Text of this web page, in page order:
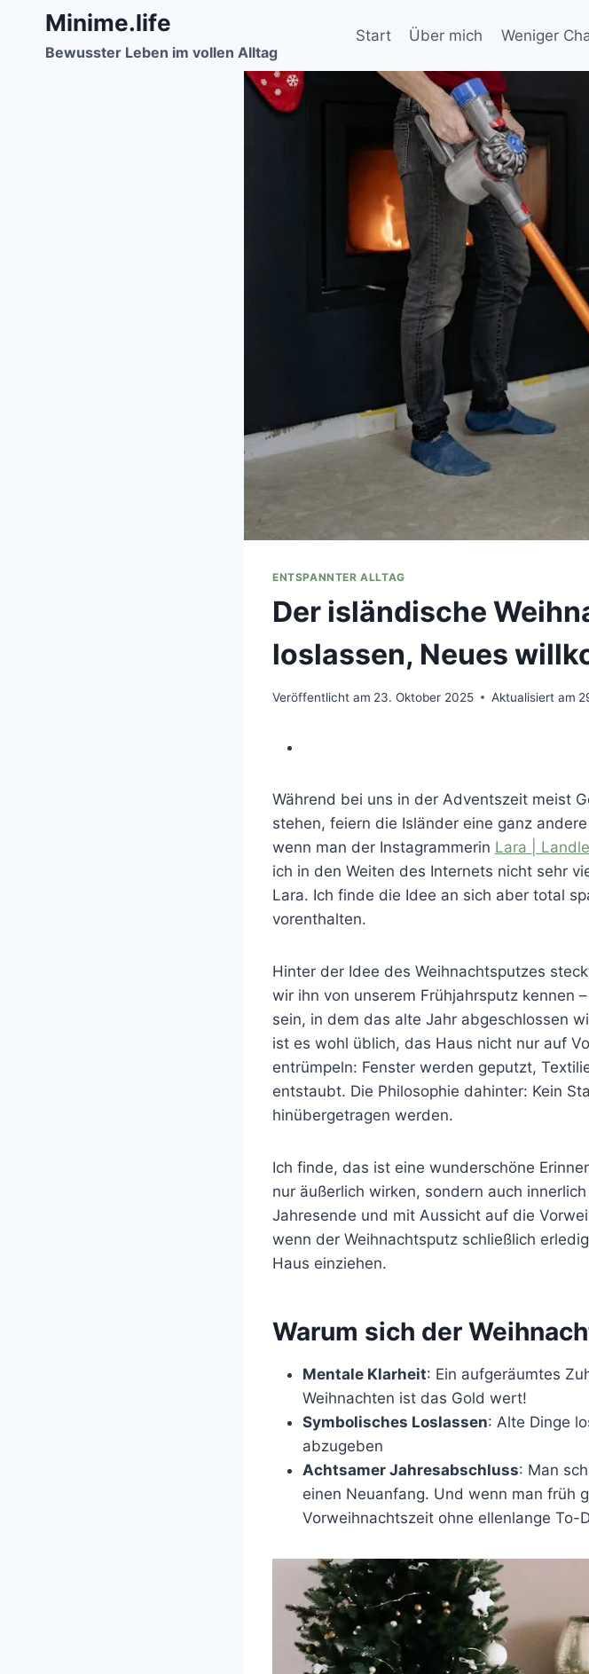
springen
Minime.life
Bewusster Leben im vollen Alltag
Start Über mich Weniger
ENTSPANNTER ALLTAG
Der isländische
loslassen, Neues
Veröffentlicht am 23. Oktober 2025 Aktualisiert am
Während bei uns in der Adventszeit meist
stehen, feiern die Isländer eine ganz
wenn man der Instagrammerin Lara |
ich in den Weiten des Internets nicht sehr
Lara. Ich finde die Idee an sich aber total
vorenthalten.
Hinter der Idee des Weihnachtsputzes
wir ihn von unserem Frühjahrsputz kennen
sein, in dem das alte Jahr abgeschlossen
ist es wohl üblich, das Haus nicht nur auf
entrümpeln: Fenster werden geputzt,
entstaubt. Die Philosophie dahinter: Kein
hinübergetragen werden.
Ich finde, das ist eine wunderschöne
nur äußerlich wirken, sondern auch
Jahresende und mit Aussicht auf die
wenn der Weihnachtsputz schließlich
Haus einziehen.
Warum sich der
Mentale Klarheit: Ein aufgeräumtes
Weihnachten ist das Gold wert!
Symbolisches Loslassen: Alte Dinge
abzugeben
Achtsamer Jahresabschluss: Man
einen Neuanfang. Und wenn man früh
Vorweihnachtszeit ohne ellenlange To-